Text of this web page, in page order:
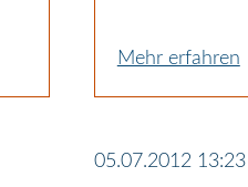
Mehr erfahren
05.07.2012 13:23